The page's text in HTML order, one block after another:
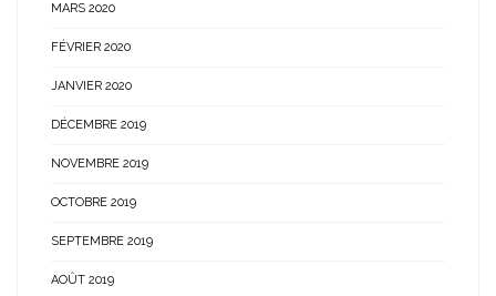
MARS 2020
FÉVRIER 2020
JANVIER 2020
DÉCEMBRE 2019
NOVEMBRE 2019
OCTOBRE 2019
SEPTEMBRE 2019
AOÛT 2019